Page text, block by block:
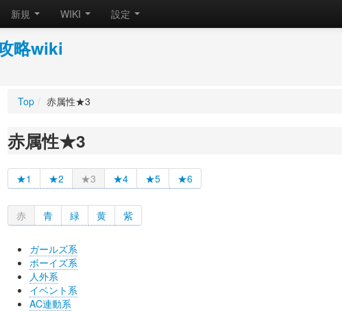
新規 WIKI 設定
略wiki
Top / 赤属性★3
赤属性★3
★1 ★2 ★3 ★4 ★5 ★6
赤 青 緑 黄 紫
ガールズ系
ボーイズ系
人外系
イベント系
AC連動系